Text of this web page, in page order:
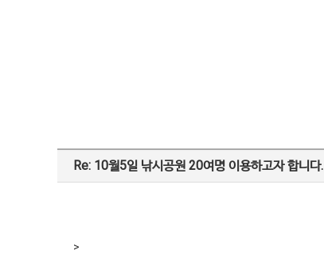
Re: 10월5일 낚시공원 20여명 이용하고자 합니다.
>